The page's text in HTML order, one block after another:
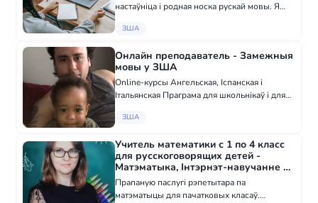
настаўніца і родная носка рускай мовы. Я
бы паехаць у Расію або даведацца больш
ЗША
Онлайн преподаватель - Замежныя
мовы у ЗША
Online-курсы Ангельская, Іспанская і
Італьянская Праграма для школьнікаў і для
ЗША
Учитель математики с 1 по 4 класс
для русскоговорящих детей -
Матэматыка, Інтэрнэт-навучанне у
ЗША
Прапаную паслугі рэпетытара па
матэматыцы для пачатковых класаў.